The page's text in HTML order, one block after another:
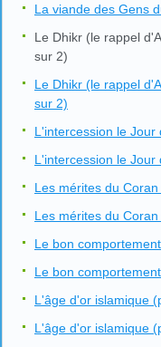
La viande des Gens
Le Dhikr (le rappel
sur 2)
Le Dhikr (le rappel
sur 2)
L'intercession le
L'intercession le
Les mérites du
Les mérites du
Le bon
Le bon
L'âge d'or islamique
L'âge d'or islamique